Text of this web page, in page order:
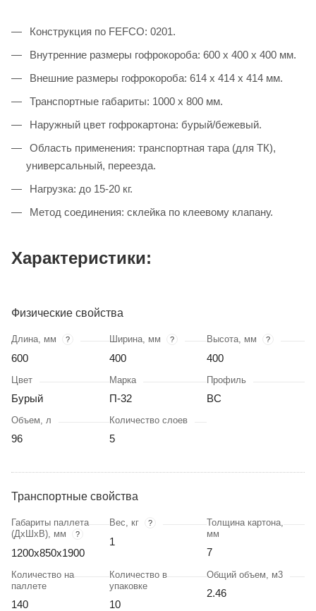
Конструкция по FEFCO: 0201.
Внутренние размеры гофрокороба: 600 х 400 х 400 мм.
Внешние размеры гофрокороба: 614 х 414 х 414 мм.
Транспортные габариты: 1000 х 800 мм.
Наружный цвет гофрокартона: бурый/бежевый.
Область применения: транспортная тара (для ТК),
универсальный, переезда.
Нагрузка: до 15-20 кг.
Метод соединения: склейка по клеевому клапану.
Характеристики:
Физические свойства
Длина, мм ?
600
Ширина, мм ?
400
Высота, мм ?
400
Цвет
Бурый
Марка
П-32
Профиль
BC
Объем, л
96
Количество слоев
5
Транспортные свойства
Габариты паллета
(ДхШхВ), мм
?
1200х850х1900
Вес, кг ?
1
Толщина картона,
мм
7
Количество на
паллете
140
Количество в
упаковке
10
Общий объем, м3
2.46